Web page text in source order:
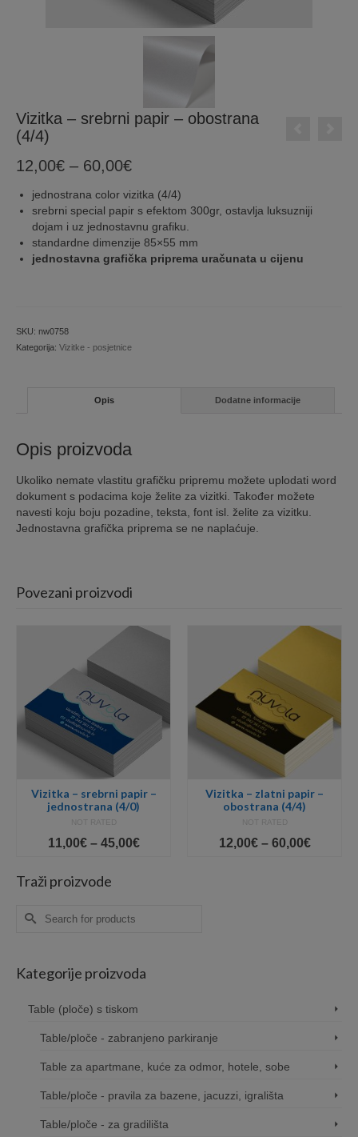
Vizitka – srebrni papir – obostrana
(4/4)
12,00€ – 60,00€Price
12,00€
through
60,00€
jednostrana color vizitka (4/4)
srebrni special papir s efektom 300gr, ostavlja luksuzniji
dojam i uz jednostavnu grafiku.
standardne dimenzije 85×55 mm
jednostavna grafička priprema uračunata u cijenu
SKU: nw0758
Kategorija: Vizitke - posjetnice
Opis Dodatne informacije
Opis proizvoda
Ukoliko nemate vlastitu grafičku pripremu možete uplodati word
dokument s podacima koje želite za vizitki. Također možete
navesti koju boju pozadine, teksta, font isl. želite za vizitku.
Jednostavna grafička priprema se ne naplaćuje.
Povezani proizvodi
Vizitka – srebrni papir –
jednostrana (4/0)
NOT RATED
11,00€ – 45,00€Price
Vizitka – zlatni papir –
obostrana (4/4)
NOT RATED
12,00€ – 60,00€Price
Traži proizvode
Search
Kategorije proizvoda
Table (ploče) s tiskom
Table/ploče - zabranjeno parkiranje
Table za apartmane, kuće za odmor, hotele, sobe
Table/ploče - pravila za bazene, jacuzzi, igrališta
Table/ploče - za gradilišta